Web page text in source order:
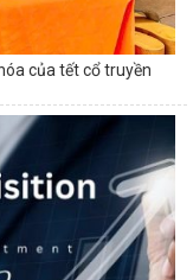
của tết cổ truyền